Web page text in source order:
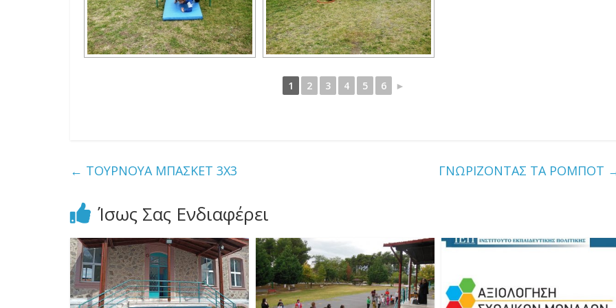
1 2 3 4 5 6 ►
← ΤΟΥΡΝΟΥΑ ΜΠΑΣΚΕΤ 3Χ3 ΓΝΩΡΙΖΟΝΤΑΣ ΤΑ ΡΟΜΠΟΤ
Ίσως Σας Ενδιαφέρει